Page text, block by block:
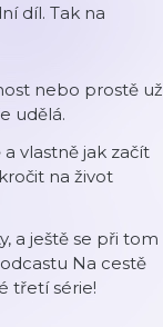
díl. Tak na
nebo prostě už
udělá.
vlastně jak začít
na život
a ještě se při tom
Na cestě
třetí série!